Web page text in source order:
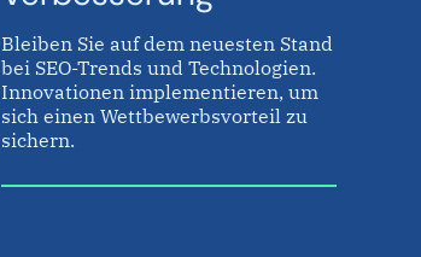
Bleiben Sie auf dem neuesten Stand
bei SEO-Trends und Technologien.
Innovationen implementieren, um
sich einen Wettbewerbsvorteil zu
sichern.